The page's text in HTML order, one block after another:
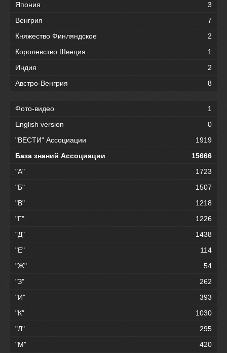
Япония
3
Венгрия
7
Княжество Финляндское
2
Королевство Швеция
1
Индия
2
Австро-Венгрия
8
Фото-видео
1
English version
0
"ВЕСТИ" Ассоциации
1919
База знаний Ассоциации
15666
"А"
1723
"Б"
1507
"В"
1218
"Г"
1226
"Д"
1438
"Е"
114
"Ж"
54
"З"
262
"И"
393
"К"
1030
"Л"
295
"М"
420